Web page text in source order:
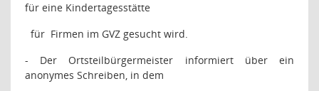
für eine Kindertagesstätte
für Firmen im GVZ gesucht wird.
- Der Ortsteilbürgermeister informiert über ein
anonymes Schreiben, in dem